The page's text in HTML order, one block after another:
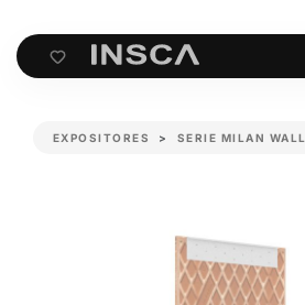
Cart
EXPOSITORES SERIE MILAN WALL